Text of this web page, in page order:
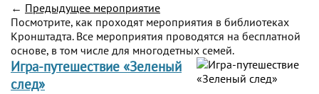
← Предыдущее мероприятие
Посмотрите, как проходят мероприятия в библиотеках
Кронштадта. Все мероприятия проводятся на бесплатной
основе, в том числе для многодетных семей.
Игра-путешествие «Зеленый
след»